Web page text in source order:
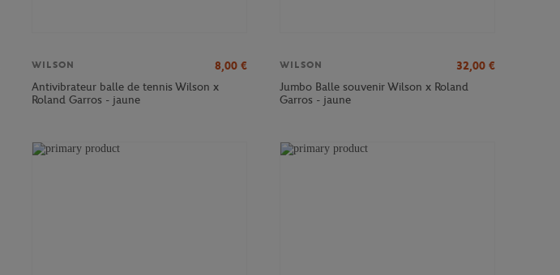
WILSON 8,00 €
Antivibrateur balle de tennis Wilson x
Roland Garros - jaune
WILSON 32,00 €
Jumbo Balle souvenir Wilson x Roland
Garros - jaune